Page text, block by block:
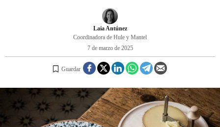
REGISTRO
INICIAR SESIÓN
Laia Antúnez
Coordinadora de Hule y Mantel
7 de marzo de 2025
Guardar